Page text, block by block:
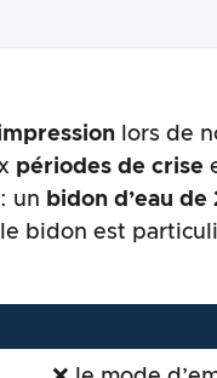
lors de
périodes de crise
un bidon d’eau
bidon est